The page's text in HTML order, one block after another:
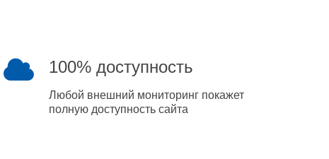
100% доступность
Любой внешний мониторинг покажет
полную доступность сайта